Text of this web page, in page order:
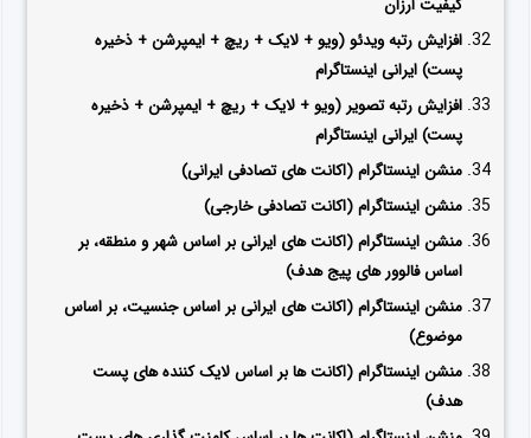
افزایش رتبه ویدئو (ویو + لایک + ریچ + ایمپرشن + ذخیره
پست) ایرانی اینستاگرام
افزایش رتبه تصویر (ویو + لایک + ریچ + ایمپرشن + ذخیره
پست) ایرانی اینستاگرام
منشن اینستاگرام (اکانت های تصادفی ایرانی)
منشن اینستاگرام (اکانت تصادفی خارجی)
منشن اینستاگرام (اکانت های ایرانی بر اساس شهر و منطقه، بر
اساس فالوور های پیج هدف)
منشن اینستاگرام (اکانت های ایرانی بر اساس جنسیت، بر اساس
موضوع)
منشن اینستاگرام (اکانت ها بر اساس لایک کننده های پست
هدف)